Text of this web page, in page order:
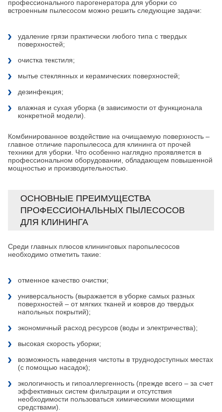
профессионального парогенератора для уборки со
встроенным пылесосом можно решить следующие задачи:
удаление грязи практически любого типа с твердых
поверхностей;
очистка текстиля;
мытье стеклянных и керамических поверхностей;
дезинфекция;
влажная и сухая уборка (в зависимости от функционала
конкретной модели).
Комбинированное воздействие на очищаемую поверхность –
главное отличие паропылесоса для клининга от прочей
техники для уборки. Что особенно наглядно проявляется в
профессиональном оборудовании, обладающем повышенной
мощностью и производительностью.
ОСНОВНЫЕ ПРЕИМУЩЕСТВА
ПРОФЕССИОНАЛЬНЫХ ПЫЛЕСОСОВ
ДЛЯ КЛИНИНГА
Среди главных плюсов клининговых паропылесосов
необходимо отметить такие:
отменное качество очистки;
универсальность (выражается в уборке самых разных
поверхностей – от мягких тканей и ковров до твердых
напольных покрытий);
экономичный расход ресурсов (воды и электричества);
высокая скорость уборки;
возможность наведения чистоты в труднодоступных местах
(с помощью насадок);
экологичность и гипоаллергенность (прежде всего – за счет
эффективных систем фильтрации и отсутствия
необходимости пользоваться химическими моющими
средствами).